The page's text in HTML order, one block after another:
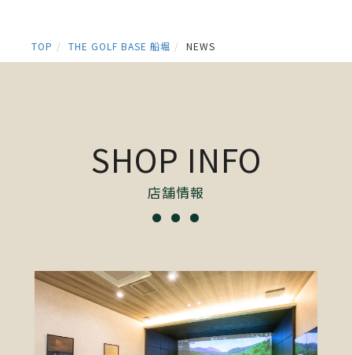
TOP THE GOLF BASE 船堀 NEWS
SHOP INFO
店舗情報